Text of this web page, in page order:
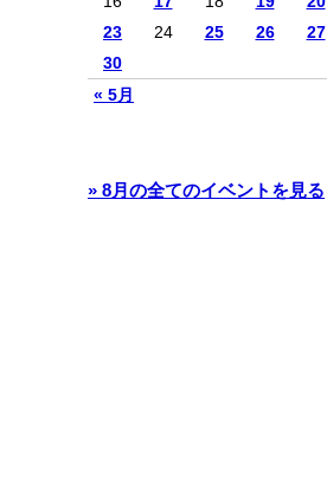
« 5月
23
24 25 26 27
30
» 8月の全てのイベントを見る